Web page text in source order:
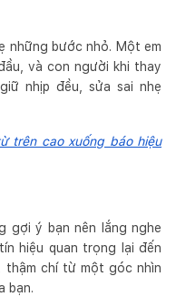
những bước nhỏ. Một em
và con người khi thay
nhịp đều, sửa sai nhẹ
trên cao xuống báo hiệu
gợi ý bạn nên lắng nghe
hiệu quan trọng lại đến
chí từ một góc nhìn
bạn.